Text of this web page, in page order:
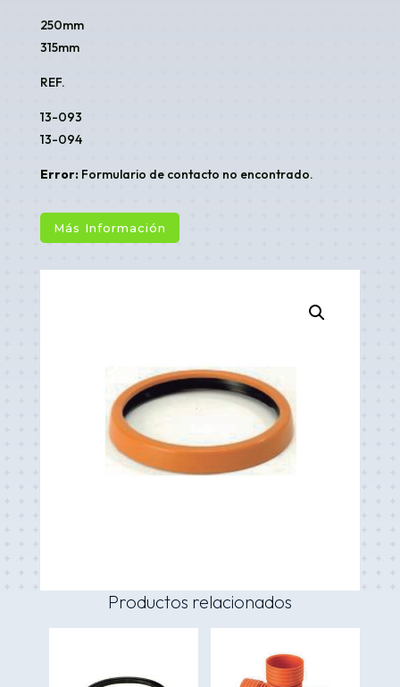
250mm
315mm
REF.
13-093
13-094
Error:Formulario de contacto no encontrado.
Más Información
Productos relacionados